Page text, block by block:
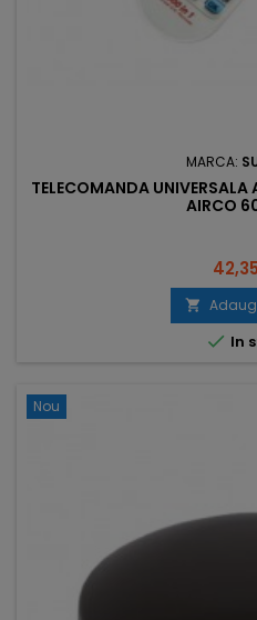
MARCA:
TELECOMANDA UNIVERSALA
AIRCO
Pret

 In
Nou